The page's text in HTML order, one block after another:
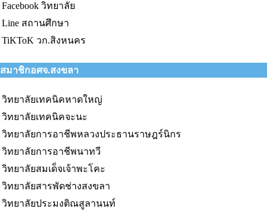
Facebook วิทยาลัย
Line สถานศึกษา
TiKToK วก.สิงหนคร
สมาชิกอศจ.สงขลา
วิทยาลัยเทคนิคหาดใหญ่
วิทยาลัยเทคนิคจะนะ
วิทยาลัยการอาชีพหลวงประธานราษฎร์นิกร
วิทยาลัยการอาชีพนาทวี
วิทยาลัยสมเด็จเจ้าพะโคะ
วิทยาลัยสารพัดช่างสงขลา
วิทยาลัยประมงติณสูลานนท์